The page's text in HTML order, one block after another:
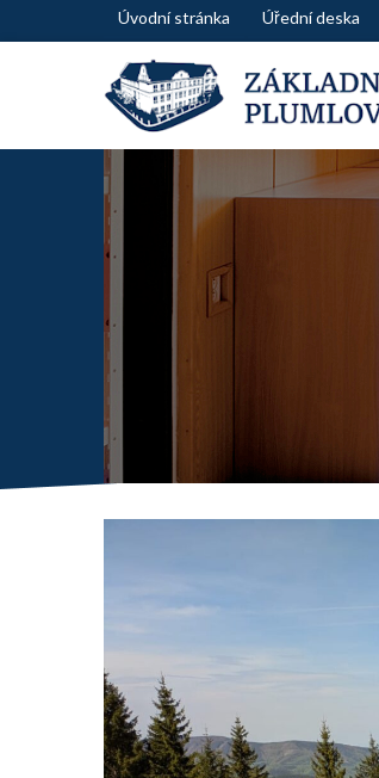
to
Úvodní stránka Úřední deska